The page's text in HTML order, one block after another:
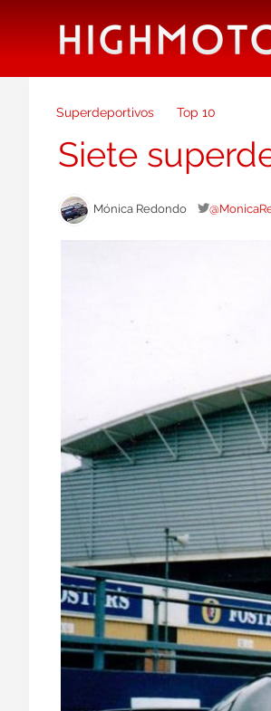
Superdeportivos Top 10
Siete
Mónica Redondo